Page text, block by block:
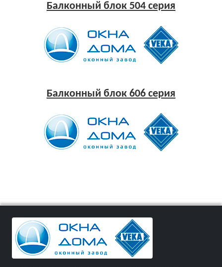
Балконный блок 504 серия
Балконный блок 606 серия